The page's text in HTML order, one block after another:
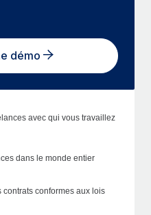
démo
avec qui vous travaillez
dans le monde entier
conformes aux lois